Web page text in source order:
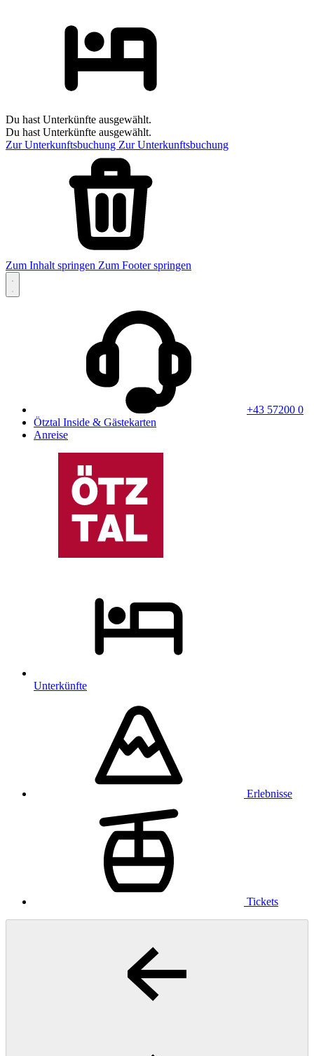
Du hast Unterkünfte ausgewählt.
Du hast Unterkünfte ausgewählt.
Zur Unterkunftsbuchung Zur Unterkunftsbuchung
Zum Inhalt springen Zum Footer springen
+43 57200 0
Ötztal Inside & Gästekarten
Anreise
Unterkünfte
Erlebnisse
Tickets